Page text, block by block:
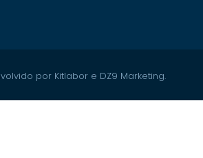
por Kitlabor e DZ9 Marketing.